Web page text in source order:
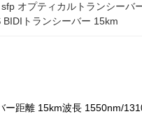
オプティカルトランシーバ
BIDIトランシーバー 15km
距離 15km波長 1550nm/